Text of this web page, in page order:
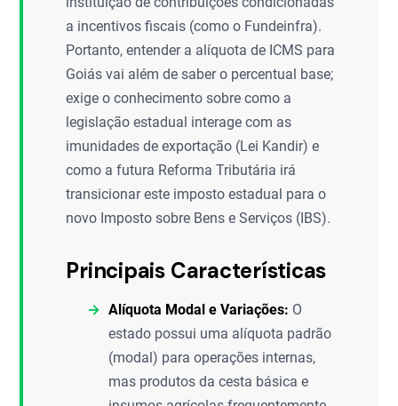
a incentivos fiscais (como o Fundeinfra).
Portanto, entender a alíquota de ICMS para
Goiás vai além de saber o percentual base;
exige o conhecimento sobre como a
legislação estadual interage com as
imunidades de exportação (Lei Kandir) e
como a futura Reforma Tributária irá
transicionar este imposto estadual para o
novo Imposto sobre Bens e Serviços (IBS).
Principais Características
Alíquota Modal e Variações: O
estado possui uma alíquota padrão
(modal) para operações internas,
mas produtos da cesta básica e